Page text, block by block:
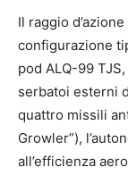
Il raggio
configurazione
pod ALQ-99
serbatoi esterni
quattro missili
Growler”),
all’efficienza